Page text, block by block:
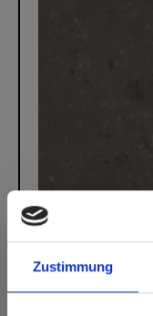
Zustimmung